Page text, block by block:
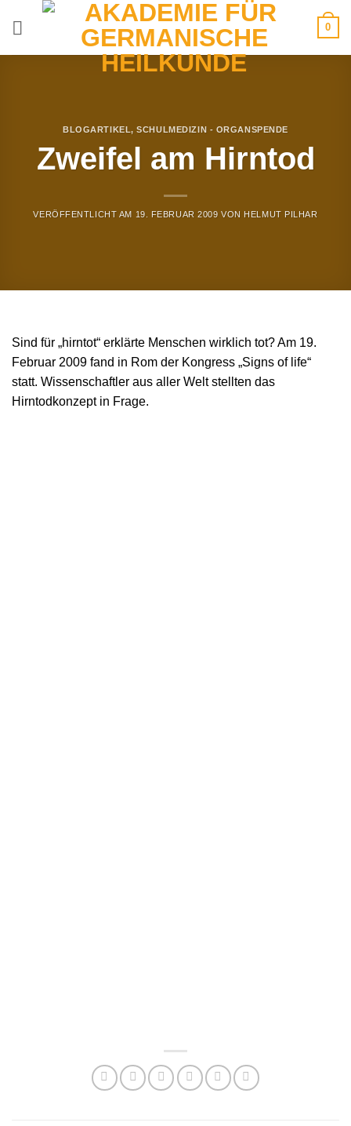
0
BLOGARTIKEL,SCHULMEDIZIN - ORGANSPENDE
Zweifel am Hirntod
VERÖFFENTLICHT AM 19. FEBRUAR 2009 VON HELMUT PILHAR
Sind für „hirntot“ erklärte Menschen wirklich tot? Am 19.
Februar 2009 fand in Rom der Kongress „Signs of life“
statt. Wissenschaftler aus aller Welt stellten das
Hirntodkonzept in Frage.